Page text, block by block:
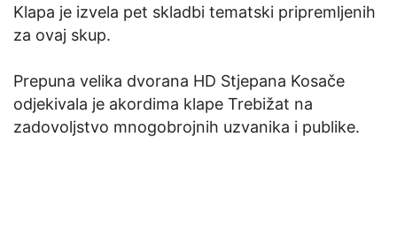
Klapa je izvela pet skladbi tematski pripremljenih
za ovaj skup.
Prepuna velika dvorana HD Stjepana Kosače
odjekivala je akordima klape Trebižat na
zadovoljstvo mnogobrojnih uzvanika i publike.